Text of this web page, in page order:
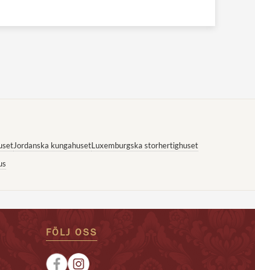
Jordanska kungahusetLuxemburgska storhertighuset
FÖLJ OSS